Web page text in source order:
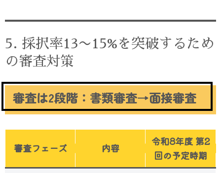
5. 採択率13〜15%を突破するため
の審査対策
審査は2段階：書類審査→面接審査
審査フェーズ 内容
令和8年度 第2
回の予定時期